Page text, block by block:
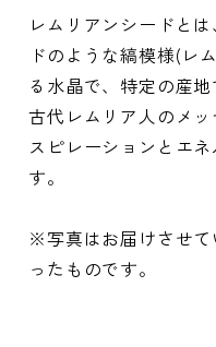
レムリアンシードと
ドのような縞模様(レ
る水晶で、特定の産地
古代レムリア人のメ
スピレーションとエ
す。
※写真はお届けさせて
ったものです。